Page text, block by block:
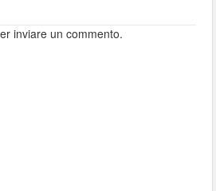
inviare un commento.